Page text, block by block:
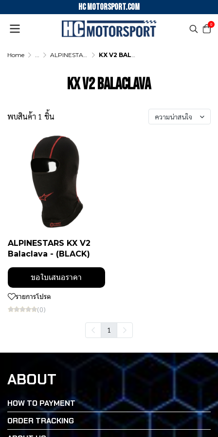
HC motorsport.COM
0
Home ... ALPINESTARS KARTING BALACLAVA KX V2 BALACLAVA
KX V2 BALACLAVA
พบสินค้า 1 ชิ้น ความน่าสนใจ
ALPINESTARS KX V2
Balaclava - (BLACK)
ขอใบเสนอราคา
รายการโปรด
(0)
1
ABOUT
HOW TO PAYMENT
ORDER TRACKING